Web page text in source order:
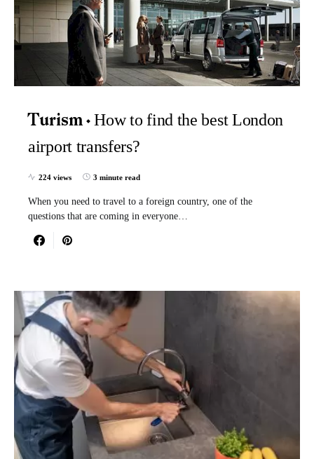
Turism
How to find the best London
airport transfers?
224 views 3 minute read
When you need to travel to a foreign country, one of the
questions that are coming in everyone…